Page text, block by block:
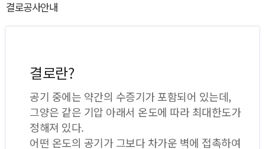
결로공사안내
결로란?
공기 중에는 약간의 수증기가 포함되어 있는데,
그양은 같은 기압 아래서 온도에 따라 최대한도가
정해져 있다.
어떤 온도의 공기가 그보다 차가운 벽에 접촉하여